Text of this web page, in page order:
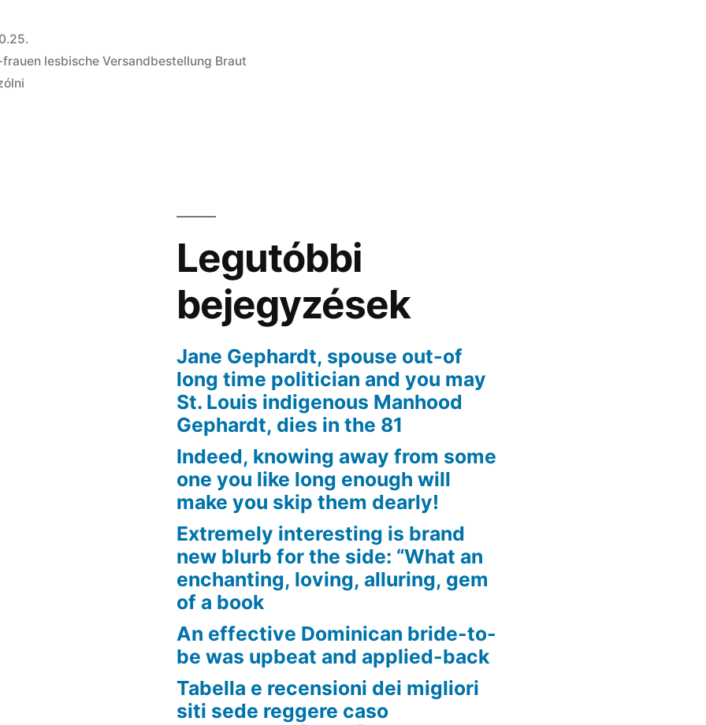
lesbische Versandbestellung Braut
Legutóbbi
bejegyzések
Jane Gephardt, spouse out-of
long time politician and you may
St. Louis indigenous Manhood
Gephardt, dies in the 81
Indeed, knowing away from some
one you like long enough will
make you skip them dearly!
Extremely interesting is brand
new blurb for the side: “What an
enchanting, loving, alluring, gem
of a book
An effective Dominican bride-to-
be was upbeat and applied-back
Tabella e recensioni dei migliori
siti sede reggere caso